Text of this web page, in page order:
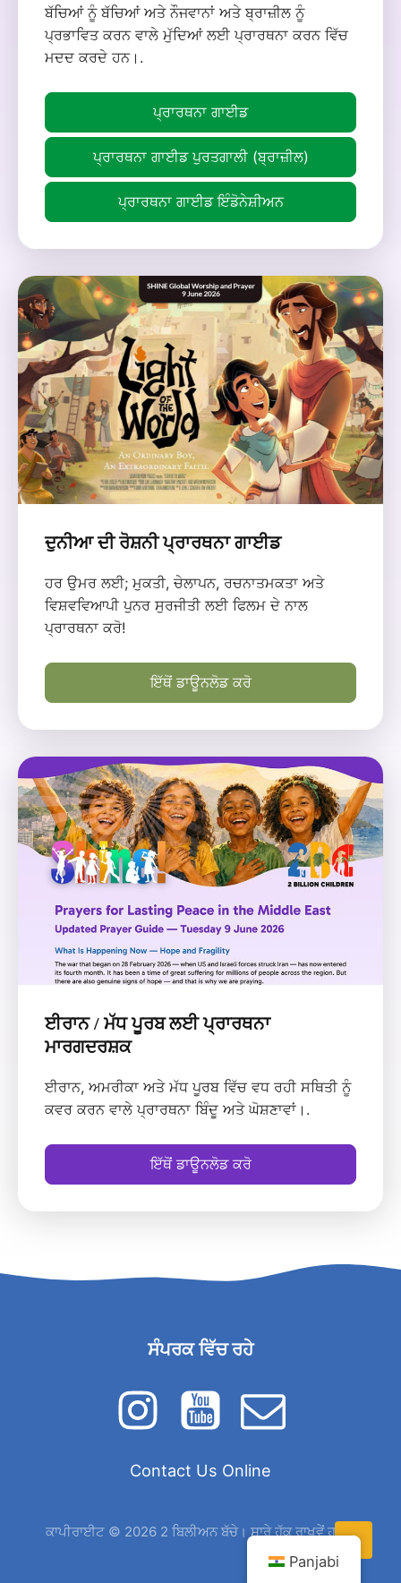
ਬੱਚਿਆਂ ਨੂੰ ਬੱਚਿਆਂ ਅਤੇ ਨੌਜਵਾਨਾਂ ਅਤੇ ਬ੍ਰਾਜ਼ੀਲ ਨੂੰ
ਪ੍ਰਭਾਵਿਤ ਕਰਨ ਵਾਲੇ ਮੁੱਦਿਆਂ ਲਈ ਪ੍ਰਾਰਥਨਾ ਕਰਨ ਵਿੱਚ
ਮਦਦ ਕਰਦੇ ਹਨ।.
ਪ੍ਰਾਰਥਨਾ ਗਾਈਡ
ਪ੍ਰਾਰਥਨਾ ਗਾਈਡ ਪੁਰਤਗਾਲੀ (ਬ੍ਰਾਜ਼ੀਲ)
ਪ੍ਰਾਰਥਨਾ ਗਾਈਡ ਇੰਡੋਨੇਸ਼ੀਅਨ
ਦੁਨੀਆ ਦੀ ਰੋਸ਼ਨੀ ਪ੍ਰਾਰਥਨਾ ਗਾਈਡ
ਹਰ ਉਮਰ ਲਈ; ਮੁਕਤੀ, ਚੇਲਾਪਨ, ਰਚਨਾਤਮਕਤਾ ਅਤੇ
ਵਿਸ਼ਵਵਿਆਪੀ ਪੁਨਰ ਸੁਰਜੀਤੀ ਲਈ ਫਿਲਮ ਦੇ ਨਾਲ
ਪ੍ਰਾਰਥਨਾ ਕਰੋ!
ਇੱਥੋਂ ਡਾਊਨਲੋਡ ਕਰੋ
ਈਰਾਨ / ਮੱਧ ਪੂਰਬ ਲਈ ਪ੍ਰਾਰਥਨਾ
ਮਾਰਗਦਰਸ਼ਕ
ਈਰਾਨ, ਅਮਰੀਕਾ ਅਤੇ ਮੱਧ ਪੂਰਬ ਵਿੱਚ ਵਧ ਰਹੀ ਸਥਿਤੀ ਨੂੰ
ਕਵਰ ਕਰਨ ਵਾਲੇ ਪ੍ਰਾਰਥਨਾ ਬਿੰਦੂ ਅਤੇ ਘੋਸ਼ਣਾਵਾਂ।.
ਇੱਥੋਂ ਡਾਊਨਲੋਡ ਕਰੋ
ਸੰਪਰਕ ਵਿੱਚ ਰਹੇ
Contact Us Online
ਕਾਪੀਰਾਈਟ © 2026 2 ਬਿਲੀਅਨ ਬੱਚੇ। ਸਾਰੇ ਹੱਕ ਰਾਖਵੇਂ ਹਨ।.
Panjabi